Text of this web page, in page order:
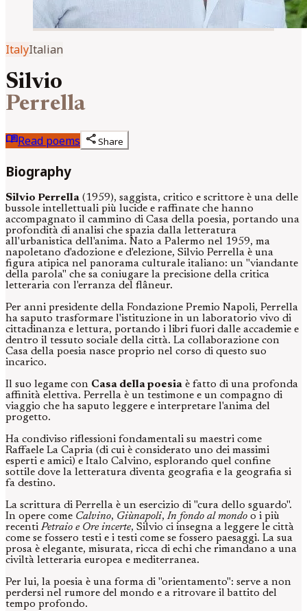
ItalyItalian
Silvio
Perrella
menu_bookRead poems shareShare
Biography
Silvio Perrella (1959), saggista, critico e scrittore è una delle
bussole intellettuali più lucide e raffinate che hanno
accompagnato il cammino di Casa della poesia, portando una
profondità di analisi che spazia dalla letteratura
all'urbanistica dell'anima. Nato a Palermo nel 1959, ma
napoletano d'adozione e d'elezione, Silvio Perrella è una
figura atipica nel panorama culturale italiano: un "viandante
della parola" che sa coniugare la precisione della critica
letteraria con l'erranza del flâneur.
Per anni presidente della Fondazione Premio Napoli, Perrella
ha saputo trasformare l'istituzione in un laboratorio vivo di
cittadinanza e lettura, portando i libri fuori dalle accademie e
dentro il tessuto sociale della città. La collaborazione con
Casa della poesia nasce proprio nel corso di questo suo
incarico.
Il suo legame con Casa della poesia è fatto di una profonda
affinità elettiva. Perrella è un testimone e un compagno di
viaggio che ha saputo leggere e interpretare l'anima del
progetto.
Ha condiviso riflessioni fondamentali su maestri come
Raffaele La Capria (di cui è considerato uno dei massimi
esperti e amici) e Italo Calvino, esplorando quel confine
sottile dove la letteratura diventa geografia e la geografia si
fa destino.
La scrittura di Perrella è un esercizio di "cura dello sguardo".
In opere come Calvino, Giùnapoli, In fondo al mondo o i più
recenti Petraio e Ore incerte, Silvio ci insegna a leggere le città
come se fossero testi e i testi come se fossero paesaggi. La sua
prosa è elegante, misurata, ricca di echi che rimandano a una
civiltà letteraria europea e mediterranea.
Per lui, la poesia è una forma di "orientamento": serve a non
perdersi nel rumore del mondo e a ritrovare il battito del
tempo profondo.